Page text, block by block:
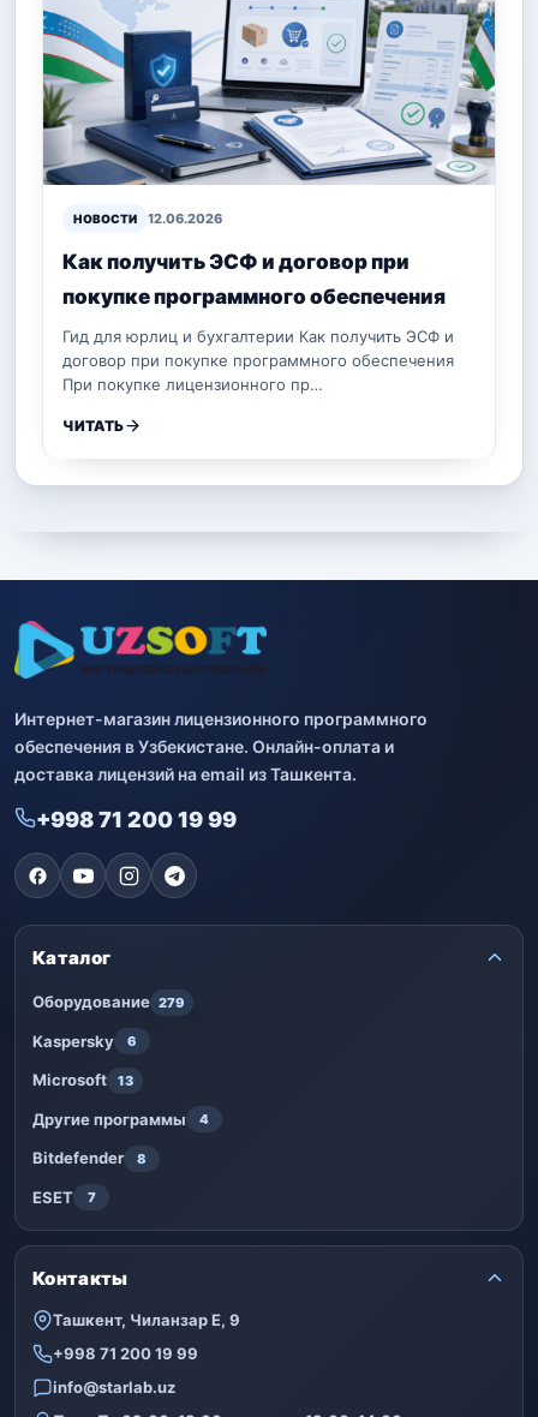
НОВОСТИ 12.06.2026
Как получить ЭСФ и договор при
покупке программного обеспечения
Гид для юрлиц и бухгалтерии Как получить ЭСФ и
договор при покупке программного обеспечения
При покупке лицензионного пр…
ЧИТАТЬ
Интернет-магазин лицензионного программного
обеспечения в Узбекистане. Онлайн-оплата и
доставка лицензий на email из Ташкента.
+998 71 200 19 99
Каталог
Оборудование 279
Kaspersky 6
Microsoft 13
Другие программы 4
Bitdefender 8
ESET 7
Контакты
Ташкент, Чиланзар Е, 9
+998 71 200 19 99
info@starlab.uz